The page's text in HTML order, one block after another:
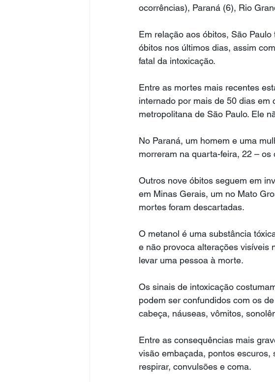
ocorrências), Paraná (6), Rio
Em relação aos óbitos, São
óbitos nos últimos dias, assim
fatal da intoxicação.
Entre as mortes mais recentes
internado por mais de 50 dias
metropolitana de São Paulo. Ele
No Paraná, um homem e uma
morreram na quarta-feira, 22 –
Outros nove óbitos seguem em
em Minas Gerais, um no Mato
mortes foram descartadas.
O metanol é uma substância
e não provoca alterações visíveis
levar uma pessoa à morte.
Os sinais de intoxicação
podem ser confundidos com os
cabeça, náuseas, vômitos,
Entre as consequências mais
visão embaçada, pontos
respirar, convulsões e coma.